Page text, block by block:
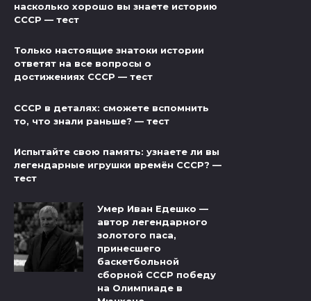
насколько хорошо вы знаете историю
СССР — тест
Только настоящие знатоки истории
ответят на все вопросы о
достижениях СССР — тест
СССР в деталях: сможете вспомнить
то, что знали раньше? — тест
Испытайте свою память: узнаете ли вы
легендарные игрушки времён СССР? —
тест
Умер Иван Едешко —
автор легендарного
золотого паса,
принесшего
баскетбольной
сборной СССР победу
на Олимпиаде в